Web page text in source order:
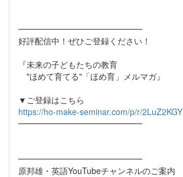
━━━━━━━━━━━━━━━
好評配信中！ぜひご登録ください！
『未来の子どもたちの教育
"ほめて育てる"「ほめ育」メルマガ』
▼ご登録はこちら
https://ho-make-seminar.com/p/r/2LuZ2KGY
━━━━━━━━━━━━━━━
━━━━━━━━━━━━━━━
原邦雄・英語YouTubeチャンネルのご案内